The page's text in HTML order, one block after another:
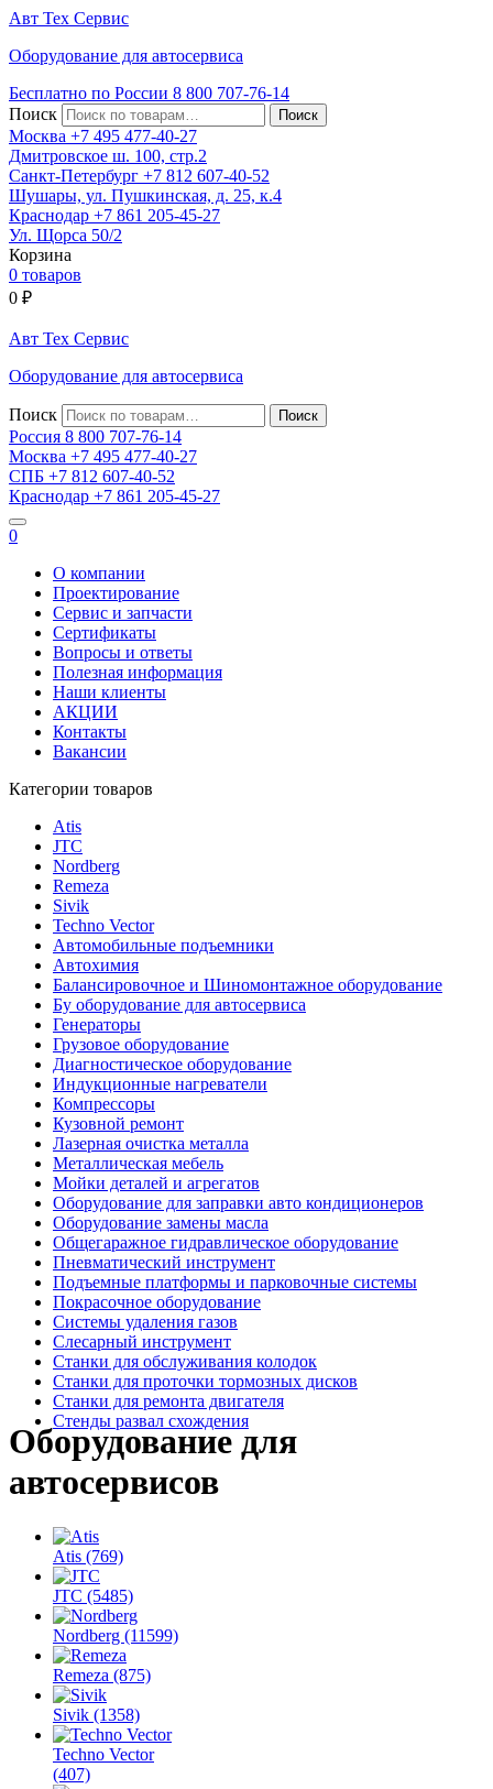
Авт Тех Сервис
Оборудование для автосервиса
Бесплатно по России 8 800 707-76-14
Поиск
Москва +7 495 477-40-27
Дмитровское ш. 100, стр.2
Санкт-Петербург +7 812 607-40-52
Шушары, ул. Пушкинская, д. 25, к.4
Краснодар +7 861 205-45-27
Ул. Щорса 50/2
Корзина
0 товаров
0 ₽
Авт Тех Сервис
Оборудование для автосервиса
Поиск
Россия 8 800 707-76-14
Москва +7 495 477-40-27
СПБ +7 812 607-40-52
Краснодар +7 861 205-45-27
0
О компании
Проектирование
Сервис и запчасти
Сертификаты
Вопросы и ответы
Полезная информация
Наши клиенты
АКЦИИ
Контакты
Вакансии
Категории товаров
Atis
JTC
Nordberg
Remeza
Sivik
Techno Vector
Автомобильные подъемники
Автохимия
Балансировочное и Шиномонтажное оборудование
Бу оборудование для автосервиса
Генераторы
Грузовое оборудование
Диагностическое оборудование
Индукционные нагреватели
Компрессоры
Кузовной ремонт
Лазерная очистка металла
Металлическая мебель
Мойки деталей и агрегатов
Оборудование для заправки авто кондиционеров
Оборудование замены масла
Общегаражное гидравлическое оборудование
Пневматический инструмент
Подъемные платформы и парковочные системы
Покрасочное оборудование
Системы удаления газов
Слесарный инструмент
Станки для обслуживания колодок
Станки для проточки тормозных дисков
Станки для ремонта двигателя
Стенды развал схождения
Оборудование для
автосервисов
Atis (769)
JTC (5485)
Nordberg (11599)
Remeza (875)
Sivik (1358)
Techno Vector
(407)